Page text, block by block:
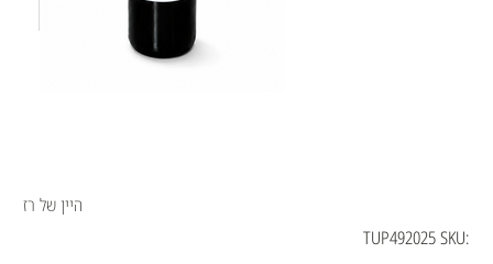
היין של רז
SKU:
SKU
TUP492025
TUP492025